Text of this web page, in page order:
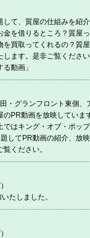
して、質屋の仕組みを紹
金を借りるところ？質屋
を買取ってくれるの？質
ます。是非ご覧ください
動画」
・グランフロント東側、
PR動画を放映していま
ではキング・オブ・ポッ
してPR動画の紹介、放
ください。
たしました。